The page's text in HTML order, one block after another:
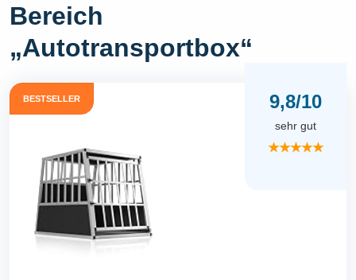
Bereich
„Autotransportbox“
BESTSELLER 9,8/10
sehr gut
★★★★★